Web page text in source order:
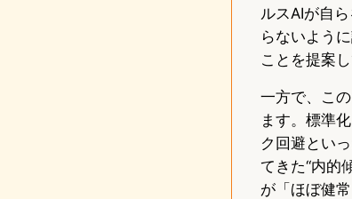
ルスAIが自
らないよう
ことを提案し
一方で、こ
ます。標準
ク回避とい
てきた“内的
が「ほぼ健